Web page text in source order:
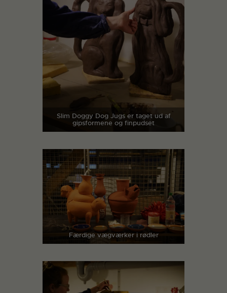
Slim Doggy Dog Jugs er taget ud af
gipsformene og finpudset
Færdige vægværker i rødler